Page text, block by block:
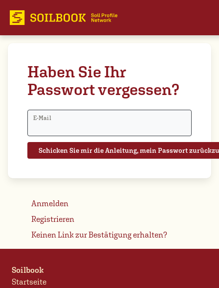
Haben Sie Ihr
Passwort vergessen?
E-Mail
Anmelden
Registrieren
Keinen Link zur Bestätigung erhalten?
Soilbook
Startseite